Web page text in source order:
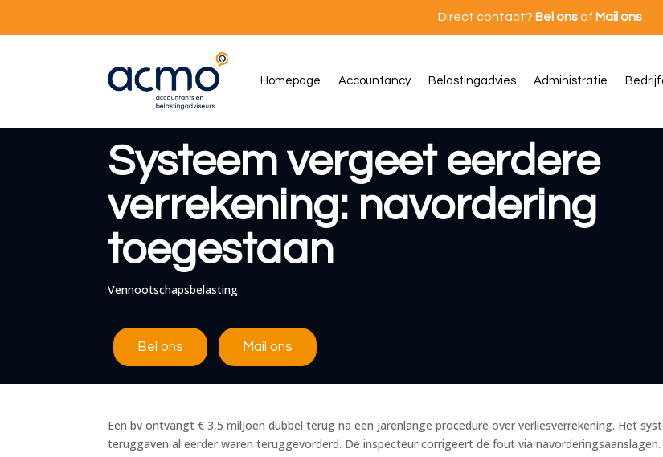
Direct contact? Bel onsof Mail ons
Homepage Accountancy Belastingadvies Administratie
Systeem vergeet eerdere
verrekening: navordering
toegestaan
Vennootschapsbelasting
Bel ons Mail ons
Een bv ontvangt € 3,5 miljoen dubbel terug na een jarenlange procedure over verliesverrekening. Het
teruggaven al eerder waren teruggevorderd. De inspecteur corrigeert de fout via